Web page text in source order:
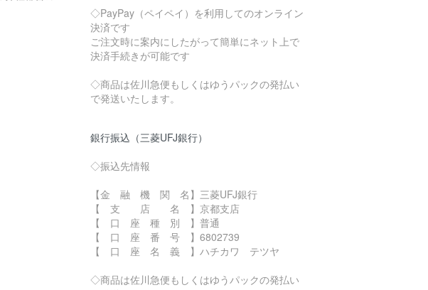
◇PayPay（ペイペイ）を利用してのオンライン
決済です
ご注文時に案内にしたがって簡単にネット上で
決済手続きが可能です
◇商品は佐川急便もしくはゆうパックの発払い
で発送いたします。
銀行振込（三菱UFJ銀行）
◇振込先情報
【金 融 機 関 名】三菱UFJ銀行
【 支 店 名 】京都支店
【 口 座 種 別 】普通
【 口 座 番 号 】6802739
【 口 座 名 義 】ハチカワ テツヤ
◇商品は佐川急便もしくはゆうパックの発払い